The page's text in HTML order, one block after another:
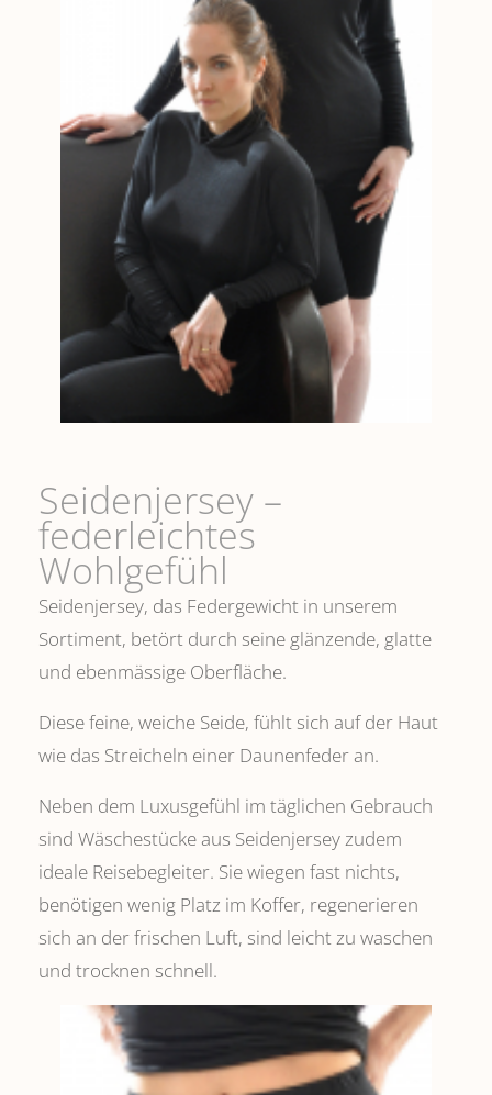
Seidenjersey –
federleichtes
Wohlgefühl
Seidenjersey, das Federgewicht in unserem
Sortiment, betört durch seine glänzende, glatte
und ebenmässige Oberfläche.
Diese feine, weiche Seide, fühlt sich auf der Haut
wie das Streicheln einer Daunenfeder an.
Neben dem Luxusgefühl im täglichen Gebrauch
sind Wäschestücke aus Seidenjersey zudem
ideale Reisebegleiter. Sie wiegen fast nichts,
benötigen wenig Platz im Koffer, regenerieren
sich an der frischen Luft, sind leicht zu waschen
und trocknen schnell.